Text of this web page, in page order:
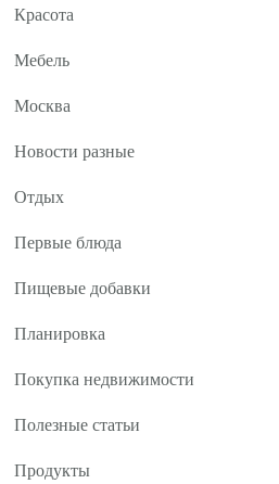
Красота
Мебель
Москва
Новости разные
Отдых
Первые блюда
Пищевые добавки
Планировка
Покупка недвижимости
Полезные статьи
Продукты